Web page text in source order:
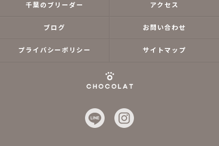
千葉のブリーダー アクセス
ブログ お問い合わせ
プライバシーポリシー サイトマップ